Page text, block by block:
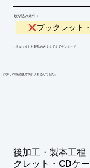
のもので、デザイン
絞り込み条件：
ブックレット
​▼チェックした製品のカタログをダウンロード
​お探しの製品は見つかりませんでした。
後加工・製本工程
クレット・CDケ